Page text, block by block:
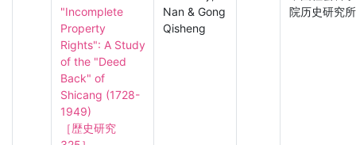
"Incomplete
Property
Rights": A Study
of the "Deed
Back" of
Shicang (1728-
1949)
［歴史研究
Nan & Gong
Qisheng
院历史研究所